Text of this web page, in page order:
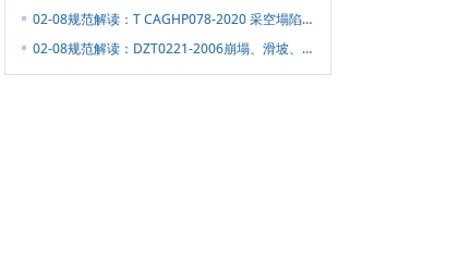
02-08规范解读：T CAGHP078-2020 采空塌陷地质灾害监测规范（试行）（可下载）
02-08规范解读：DZT0221-2006崩塌、滑坡、泥石流监测规范（可下载）